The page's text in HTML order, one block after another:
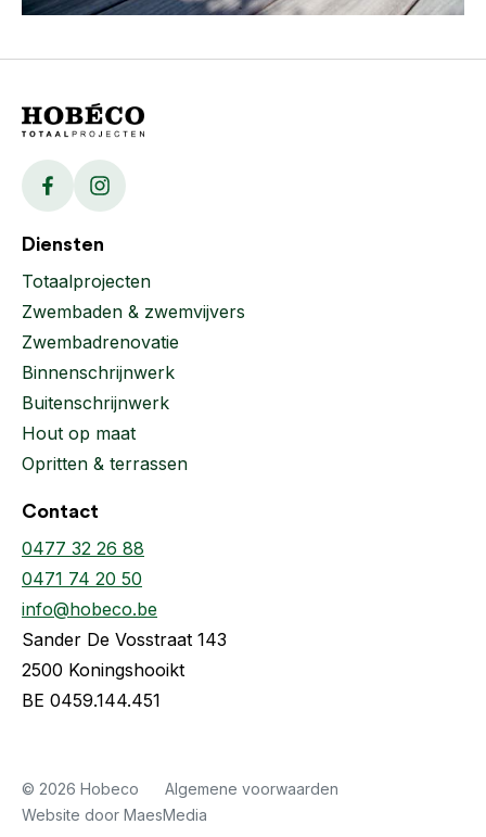
FacebookInstagram
Diensten
Totaalprojecten
Zwembaden & zwemvijvers
Zwembadrenovatie
Binnenschrijnwerk
Buitenschrijnwerk
Hout op maat
Opritten & terrassen
Contact
0477 32 26 88
0471 74 20 50
info@hobeco.be
Sander De Vosstraat 143
2500 Koningshooikt
BE 0459.144.451
© 2026 Hobeco
Algemene voorwaarden
Website door MaesMedia